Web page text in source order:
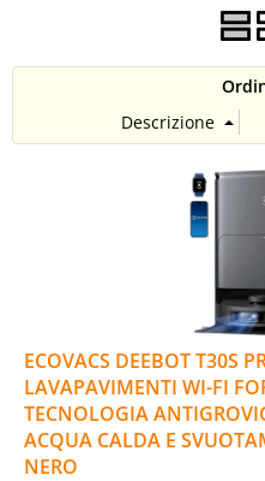
ECOVACS DEEBOT T30S
LAVAPAVIMENTI WI-FI
TECNOLOGIA
ACQUA CALDA E
NERO